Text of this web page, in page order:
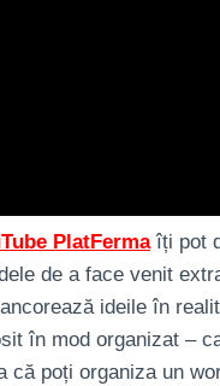
PlatFermaîți pot
de a face venit
ancorează ideile în
în mod organizat –
poți organiza un